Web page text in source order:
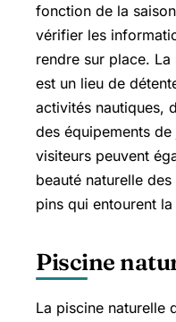
fonction de la
vérifier les
rendre sur place.
est un lieu de
activités nautiques,
des équipements
visiteurs peuvent
beauté naturelle
pins qui entourent
Piscine
La piscine naturelle